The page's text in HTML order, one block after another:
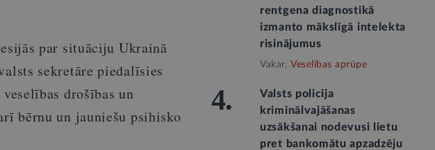
par situāciju Ukrainā
sekretāre piedalīsies
drošības un
bērnu un jauniešu psihisko
rentgena diagnostikā
izmanto mākslīgā intelekta
risinājumus
Vakar, Veselības aprūpe
4.
Valsts policija
kriminālvajāšanas
uzsākšanai nodevusi lietu
pret bankomātu apzadzēju